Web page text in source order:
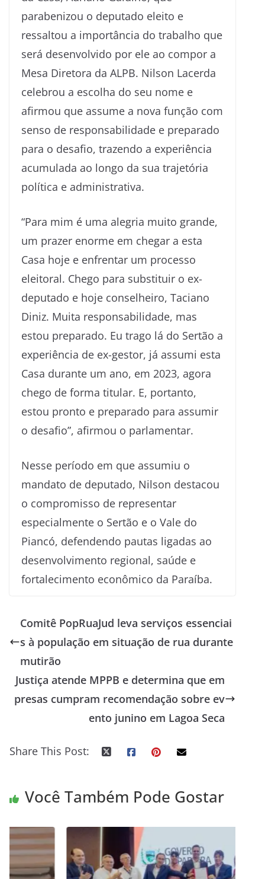
parabenizou o deputado eleito e
ressaltou a importância do trabalho que
será desenvolvido por ele ao compor a
Mesa Diretora da ALPB. Nilson Lacerda
celebrou a escolha do seu nome e
afirmou que assume a nova função com
senso de responsabilidade e preparado
para o desafio, trazendo a experiência
acumulada ao longo da sua trajetória
política e administrativa.
“Para mim é uma alegria muito grande,
um prazer enorme em chegar a esta
Casa hoje e enfrentar um processo
eleitoral. Chego para substituir o ex-
deputado e hoje conselheiro, Taciano
Diniz. Muita responsabilidade, mas
estou preparado. Eu trago lá do Sertão a
experiência de ex-gestor, já assumi esta
Casa durante um ano, em 2023, agora
chego de forma titular. E, portanto,
estou pronto e preparado para assumir
o desafio”, afirmou o parlamentar.
Nesse período em que assumiu o
mandato de deputado, Nilson destacou
o compromisso de representar
especialmente o Sertão e o Vale do
Piancó, defendendo pautas ligadas ao
desenvolvimento regional, saúde e
fortalecimento econômico da Paraíba.
Comitê PopRuaJud leva serviços essenciai
s à população em situação de rua durante
mutirão
Justiça atende MPPB e determina que em
presas cumpram recomendação sobre ev
ento junino em Lagoa Seca
Share This Post:
Você Também Pode Gostar